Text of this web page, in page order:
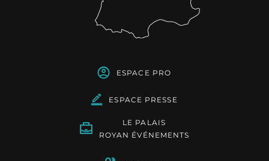
ESPACE PRO
ESPACE PRESSE
LE PALAIS
ROYAN ÉVÉNEMENTS